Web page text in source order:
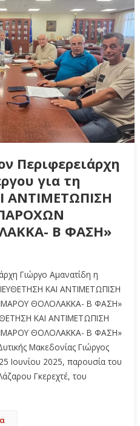
Περιφερειάρχη
για τη
ΑΝΤΙΜΕΤΩΠΙΣΗ
Β ΦΑΣΗ»
Γιώργο Αμανατίδη η
ΚΑΙ ΑΝΤΙΜΕΤΩΠΙΣΗ
ΘΟΛΟΛΑΚΚΑ- Β ΦΑΣΗ»
ΚΑΙ ΑΝΤΙΜΕΤΩΠΙΣΗ
ΘΟΛΟΛΑΚΚΑ- Β ΦΑΣΗ»
Μακεδονίας Γιώργος
Ιουνίου 2025, παρουσία του
Γκερεχτέ, του